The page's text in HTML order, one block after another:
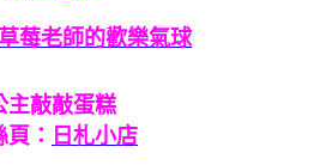
草莓老師的歡樂氣球
主敲敲蛋糕
： 日札小店